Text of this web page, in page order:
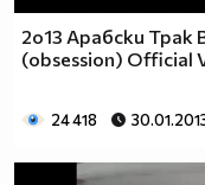
2o13 Арабски Трак
(obsession) Official
24 418